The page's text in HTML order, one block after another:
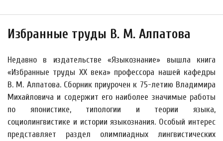
Избранные труды В. М. Алпатова
Недавно в издательстве «Языкознание» вышла книга
«Избранные труды XX века» профессора нашей кафедры
В. М. Алпатова. Сборник приурочен к 75-летию Владимира
Михайловича и содержит его наиболее значимые работы
по японистике, типологии и теории языка,
социолингвистике и истории языкознания. Особый интерес
представляет раздел олимпиадных лингвистических